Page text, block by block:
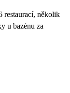
restaurací, několik
u bazénu za